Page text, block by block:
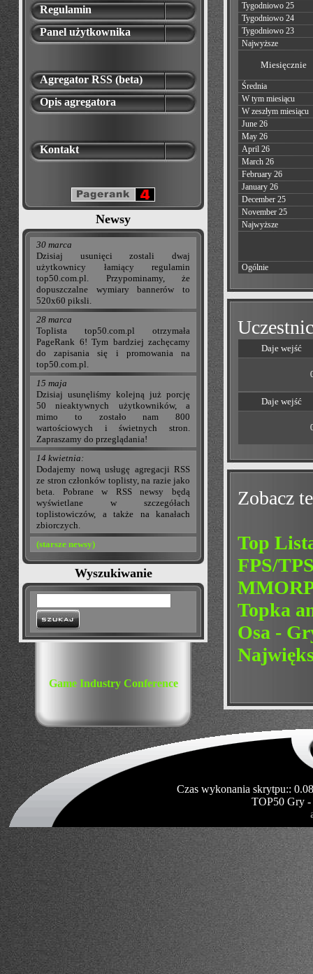
Regulamin
Panel użytkownika
Agregator RSS (beta)
Opis agregatora
Kontakt
Newsy
30 marca
Dzisiaj usunięci zostali dwaj
użytkownicy łamiący regulamin
top50.com.pl. Przypominamy, że
dopuszczalne wymiary bannerów to
520x60 piksli.
28 marca
Toplista top50.com.pl otrzymała
PageRank 6! Tym bardziej zachęcamy
do zapisania się i promowania na
top50.com.pl.
15 maja
Dzisiaj usunęliśmy kolejną już porcję
50 nieaktywnych użytkowników, a
mimo to zostało nam 800
wartościowych i świetnych stron.
Zapraszamy do przeglądania!
14 kwietnia:
Dodajemy nową usługę agregacji RSS
ze stron członków toplisty, na razie jako
beta. Pobrane w RSS newsy będą
wyświetlane w szczegółach
toplistowiczów, a także na kanałach
zbiorczych.
(starsze newsy)
Wyszukiwanie
Game Industry Conference
Tygodniowo 25
Tygodniowo 24
Tygodniowo 23
Najwyższe
Miesięcznie
Średnia
W tym miesiącu
W zeszłym miesiącu
June 26
May 26
April 26
March 26
February 26
January 26
December 25
November 25
Najwyższe
Ogólnie
Daje wejść
Daje wejść
Zobacz
Top
FPS/
Topka
Osa -
Czas wykonania skrytpu::
TOP50 Gry